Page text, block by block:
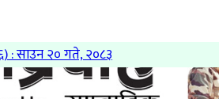
: साउन २० गते, २०८३